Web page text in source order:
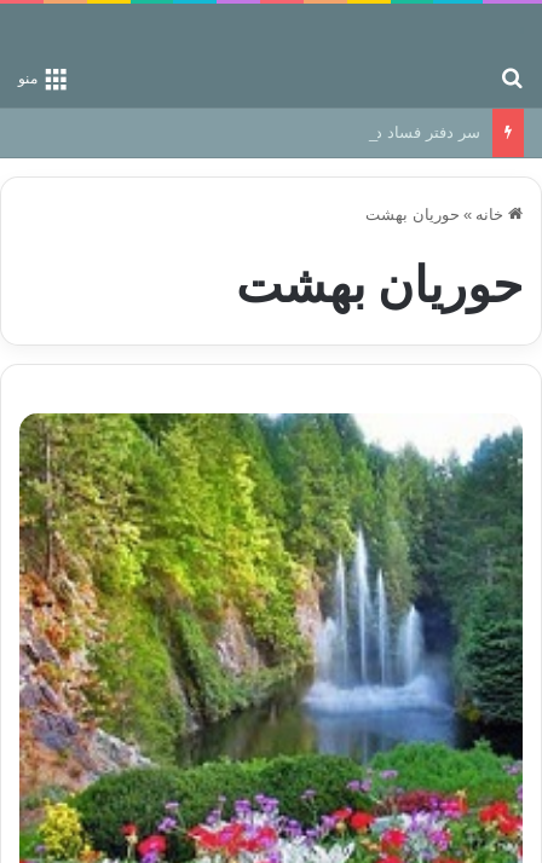
منو
سر دفتر فساد در زمین‌، دوری وکناره‌گیری از راه خداست‌!
خانه » حوریان بهشت
حوریان بهشت